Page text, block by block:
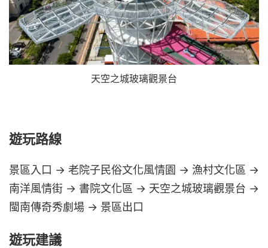
天空之城玻璃觀景台
遊玩路線
景區入口 → 老院子民俗文化風情園 → 漁村文化區 →
南洋風情街 → 書院文化區 → 天空之城玻璃觀景台 →
閩南傳奇秀劇場 → 景區出口
遊玩建議